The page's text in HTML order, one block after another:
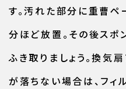
す。汚れた部分に重曹ペ
分ほど放置。その後スポ
ふき取りましょう。換気
が落ちない場合は、フィ